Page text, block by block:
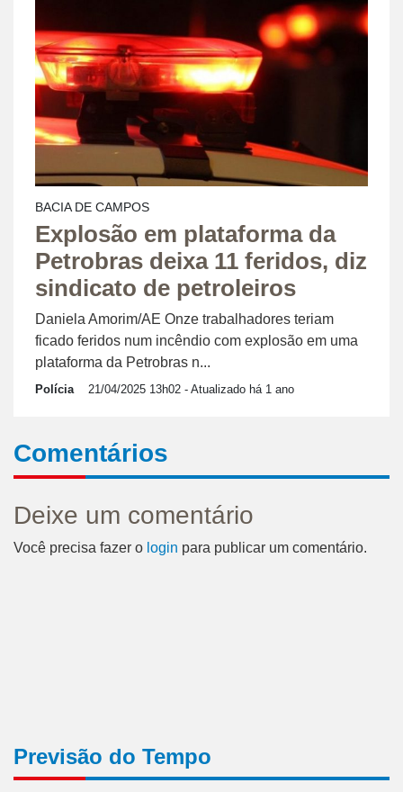
BACIA DE CAMPOS
Explosão em plataforma da
Petrobras deixa 11 feridos, diz
sindicato de petroleiros
Daniela Amorim/AE Onze trabalhadores teriam
ficado feridos num incêndio com explosão em uma
plataforma da Petrobras n...
Polícia 21/04/2025 13h02 - Atualizado há 1 ano
Comentários
Deixe um comentário
Você precisa fazer o login para publicar um comentário.
Previsão do Tempo